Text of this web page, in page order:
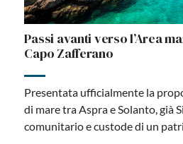
Passi avanti verso l’Area
Capo Zafferano
Presentata ufficialmente la
di mare tra Aspra e Solanto, già
comunitario e custode di un